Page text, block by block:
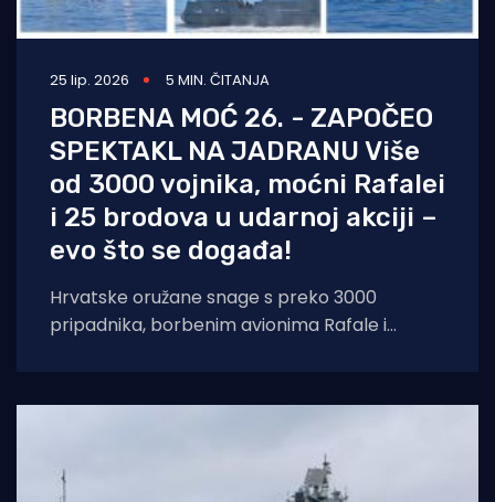
25 lip. 2026 5 MIN. ČITANJA
BORBENA MOĆ 26. - ZAPOČEO
SPEKTAKL NA JADRANU Više
od 3000 vojnika, moćni Rafalei
i 25 brodova u udarnoj akciji –
evo što se događa!
Hrvatske oružane snage s preko 3000
pripadnika, borbenim avionima Rafale i